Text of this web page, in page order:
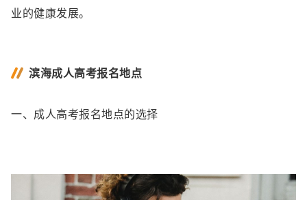
业的健康发展。
滨海成人高考报名地点
一、成人高考报名地点的选择